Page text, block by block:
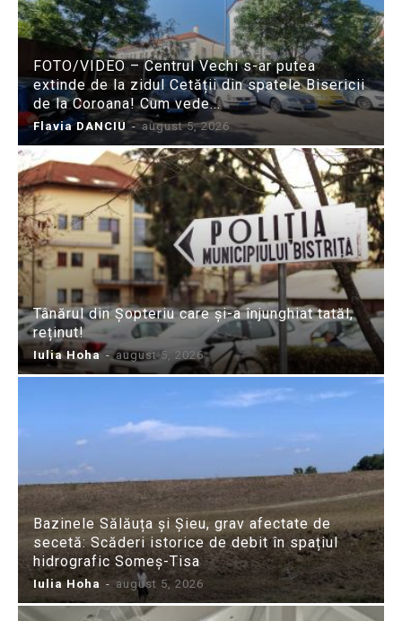
FOTO/VIDEO – Centrul Vechi s-ar putea
extinde de la zidul Cetății din spatele Bisericii
de la Coroana! Cum vede...
Flavia DANCIU - august 5, 2026
Tânărul din Șopteriu care și-a înjunghiat tatăl,
reținut!
Iulia Hoha - august 5, 2026
Bazinele Sălăuța și Șieu, grav afectate de
secetă: Scăderi istorice de debit în spațiul
hidrografic Someș-Tisa
Iulia Hoha - august 5, 2026